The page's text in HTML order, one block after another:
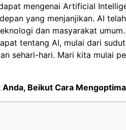
mengenai Artificial
yang menjanjikan. AI
dan masyarakat
tentang AI, mulai dari
sehari-hari. Mari kita mulai
Beikut Cara